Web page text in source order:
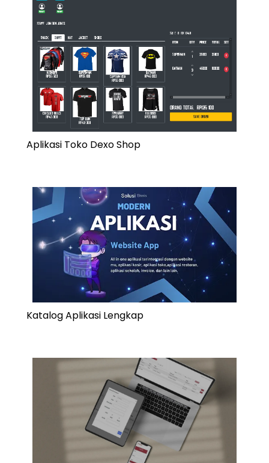
Aplikasi Toko Dexo Shop
Katalog Aplikasi Lengkap